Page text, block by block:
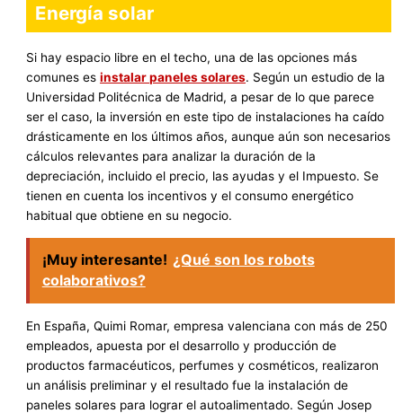
Energía solar
Si hay espacio libre en el techo, una de las opciones más
comunes esinstalar paneles solares. Según un estudio de la
Universidad Politécnica de Madrid, a pesar de lo que parece
ser el caso, la inversión en este tipo de instalaciones ha caído
drásticamente en los últimos años, aunque aún son necesarios
cálculos relevantes para analizar la duración de la
depreciación, incluido el precio, las ayudas y el Impuesto. Se
tienen en cuenta los incentivos y el consumo energético
habitual que obtiene en su negocio.
¡Muy interesante! ¿Qué son los robots
colaborativos?
En España, Quimi Romar, empresa valenciana con más de 250
empleados, apuesta por el desarrollo y producción de
productos farmacéuticos, perfumes y cosméticos, realizaron
un análisis preliminar y el resultado fue la instalación de
paneles solares para lograr el autoalimentado. Según Josep